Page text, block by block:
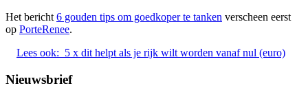
Het bericht 6 gouden tips om goedkoper te tanken verscheen eerst
op PorteRenee.
Lees ook: 5 x dit helpt als je rijk wilt worden vanaf nul (euro)
Nieuwsbrief